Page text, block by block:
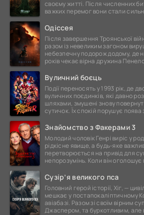
своєму житті. Після численних
важких перемог вони стали
Одіссея
Після завершення Троянської
разом із невеликим загоном
небезпечну подорож додому, де
років чекає вірна дружина
Вуличний боєць
Події переносять у 1993 рік, де
вуличних поєдинків, які давно
шляхами, змушені знову
сутичок. Їх спокій порушує поява
Знайомство з Факерами 3
Молодий чоловік Генрі виріс у
рідкісне явище, а будь-яке
перетворюється на привід для
непорозумінь. Коли він
Сузір’я великого пса
Головний герой історії, Хіг, —
мешкає у постапокаліптичному
авіабазі. Разом зі своїм вірним
Джаспером, та буркотливим, але